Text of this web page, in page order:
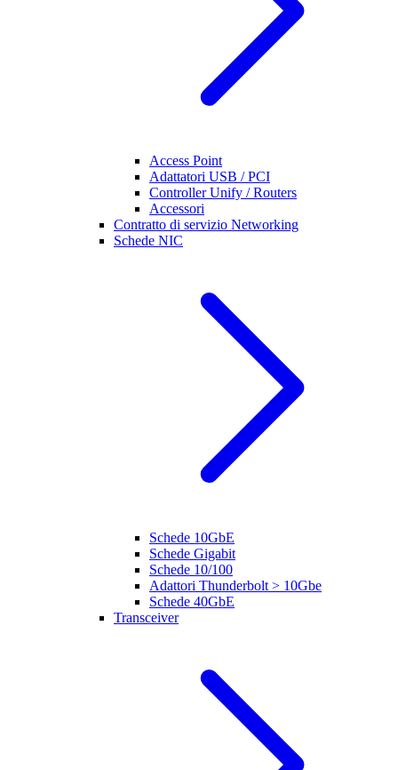
Access Point
Adattatori USB / PCI
Controller Unify / Routers
Accessori
Contratto di servizio Networking
Schede NIC
Schede 10GbE
Schede Gigabit
Schede 10/100
Adattori Thunderbolt > 10Gbe
Schede 40GbE
Transceiver